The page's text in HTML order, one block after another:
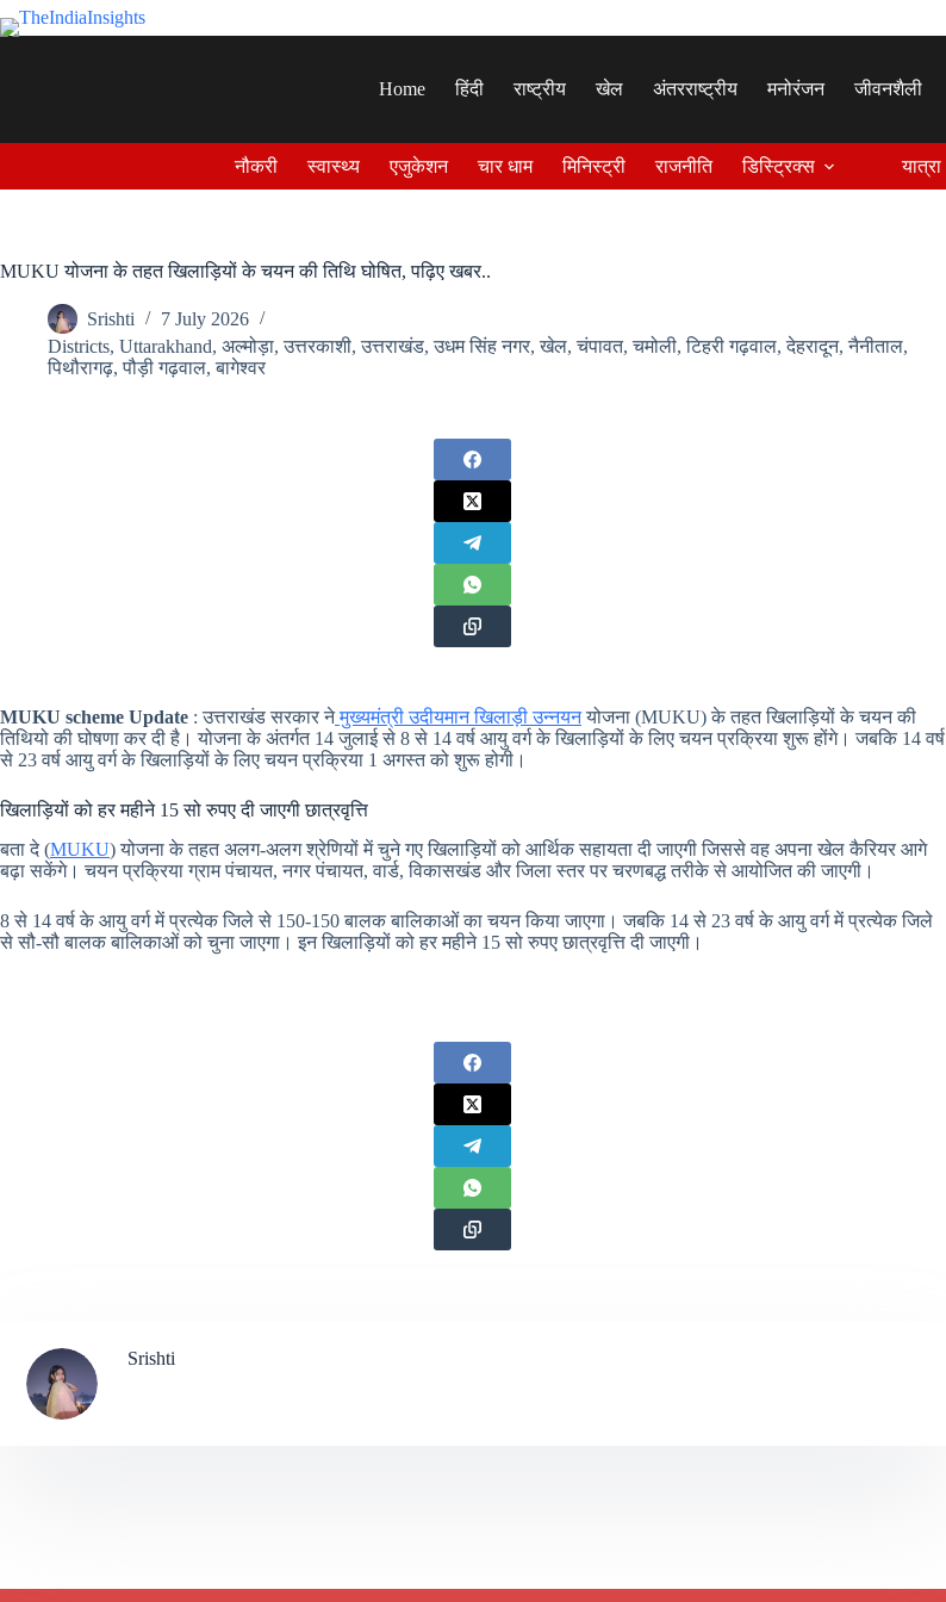
Skip
to
Home
हिंदी राष्ट्रीय खेल अंतरराष्ट्रीय मनोरंजन जीवनशैली
नौकरी स्वास्थ्य एजुकेशन चार धाम मिनिस्ट्री राजनीति डिस्ट्रिक्स यात्रा
MUKU योजना के तहत खिलाड़ियों के चयन की तिथि घोषित, पढ़िए खबर..
Srishti
7 July 2026
Districts, Uttarakhand, अल्मोड़ा,उत्तरकाशी,उत्तराखंड,उधम सिंह नगर,खेल,चंपावत,चमोली,टिहरी गढ़वाल,देहरादून,नैनीताल,
पिथौरागढ़,पौड़ी गढ़वाल,बागेश्वर
MUKU scheme Update : उत्तराखंड सरकार नेमुख्यमंत्री उदीयमान खिलाड़ी उन्नयनयोजना (MUKU) के तहत खिलाड़ियों के चयन की
तिथियो की घोषणा कर दी है। योजना के अंतर्गत 14 जुलाई से 8 से 14 वर्ष आयु वर्ग के खिलाड़ियों के लिए चयन प्रक्रिया शुरू होंगे। जबकि 14 वर्ष
से 23 वर्ष आयु वर्ग के खिलाड़ियों के लिए चयन प्रक्रिया 1 अगस्त को शुरू होगी।
खिलाड़ियों को हर महीने 15 सो रुपए दी जाएगी छात्रवृत्ति
बता दे (MUKU) योजना के तहत अलग-अलग श्रेणियों में चुने गए खिलाड़ियों को आर्थिक सहायता दी जाएगी जिससे वह अपना खेल कैरियर आगे
बढ़ा सकेंगे। चयन प्रक्रिया ग्राम पंचायत, नगर पंचायत, वार्ड, विकासखंड और जिला स्तर पर चरणबद्ध तरीके से आयोजित की जाएगी।
8 से 14 वर्ष के आयु वर्ग में प्रत्येक जिले से 150-150 बालक बालिकाओं का चयन किया जाएगा। जबकि 14 से 23 वर्ष के आयु वर्ग में प्रत्येक जिले
से सौ-सौ बालक बालिकाओं को चुना जाएगा। इन खिलाड़ियों को हर महीने 15 सो रुपए छात्रवृत्ति दी जाएगी।
Srishti